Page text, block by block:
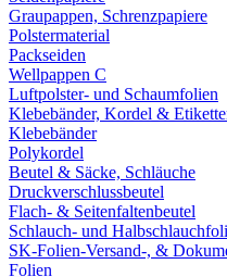
Graupappen, Schrenzpapiere
Polstermaterial
Packseiden
Wellpappen C
Luftpolster- und Schaumfolien
Klebebänder, Kordel &
Klebebänder
Polykordel
Beutel & Säcke, Schläuche
Druckverschlussbeutel
Flach- & Seitenfaltenbeutel
Schlauch- und
SK-Folien-Versand-, &
Folien